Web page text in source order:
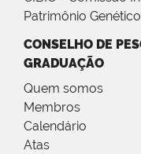
Patrimônio
CONSELHO DE
GRADUAÇÃO
Quem somos
Membros
Calendário
Atas